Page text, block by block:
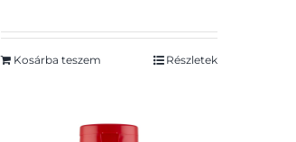
Kosárba teszem Részletek